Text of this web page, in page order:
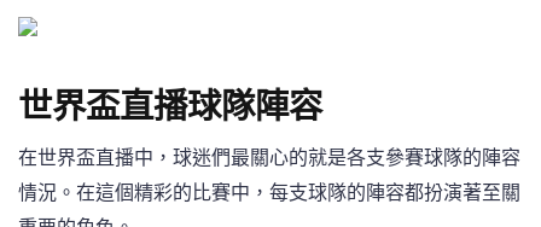
世界盃直播球隊陣容
在世界盃直播中，球迷們最關心的就是各支參賽球隊的陣容
情況。在這個精彩的比賽中，每支球隊的陣容都扮演著至關